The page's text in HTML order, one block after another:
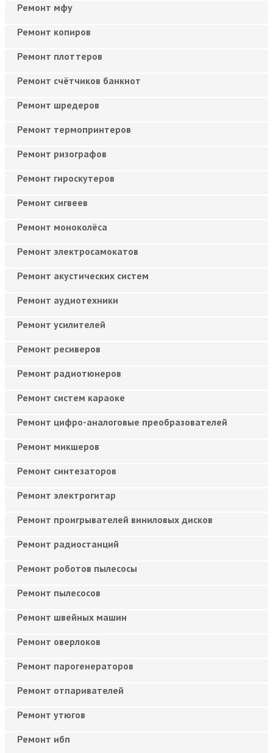
Ремонт мфу
Ремонт копиров
Ремонт плоттеров
Ремонт счётчиков банкнот
Ремонт шредеров
Ремонт термопринтеров
Ремонт ризографов
Ремонт гироскутеров
Ремонт сигвеев
Ремонт моноколёса
Ремонт электросамокатов
Ремонт акустических систем
Ремонт аудиотехники
Ремонт усилителей
Ремонт ресиверов
Ремонт радиотюнеров
Ремонт систем караоке
Ремонт цифро-аналоговые преобразователей
Ремонт микшеров
Ремонт синтезаторов
Ремонт электрогитар
Ремонт проигрывателей виниловых дисков
Ремонт радиостанций
Ремонт роботов пылесосы
Ремонт пылесосов
Ремонт швейных машин
Ремонт оверлоков
Ремонт парогенераторов
Ремонт отпаривателей
Ремонт утюгов
Ремонт ибп